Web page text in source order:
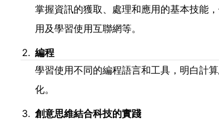
掌握資訊的獲取、處理和應用的基本技能
用及學習使用互聯網等。
編程
學習使用不同的編程語言和工具，明白計
化。
創意思維結合科技的實踐